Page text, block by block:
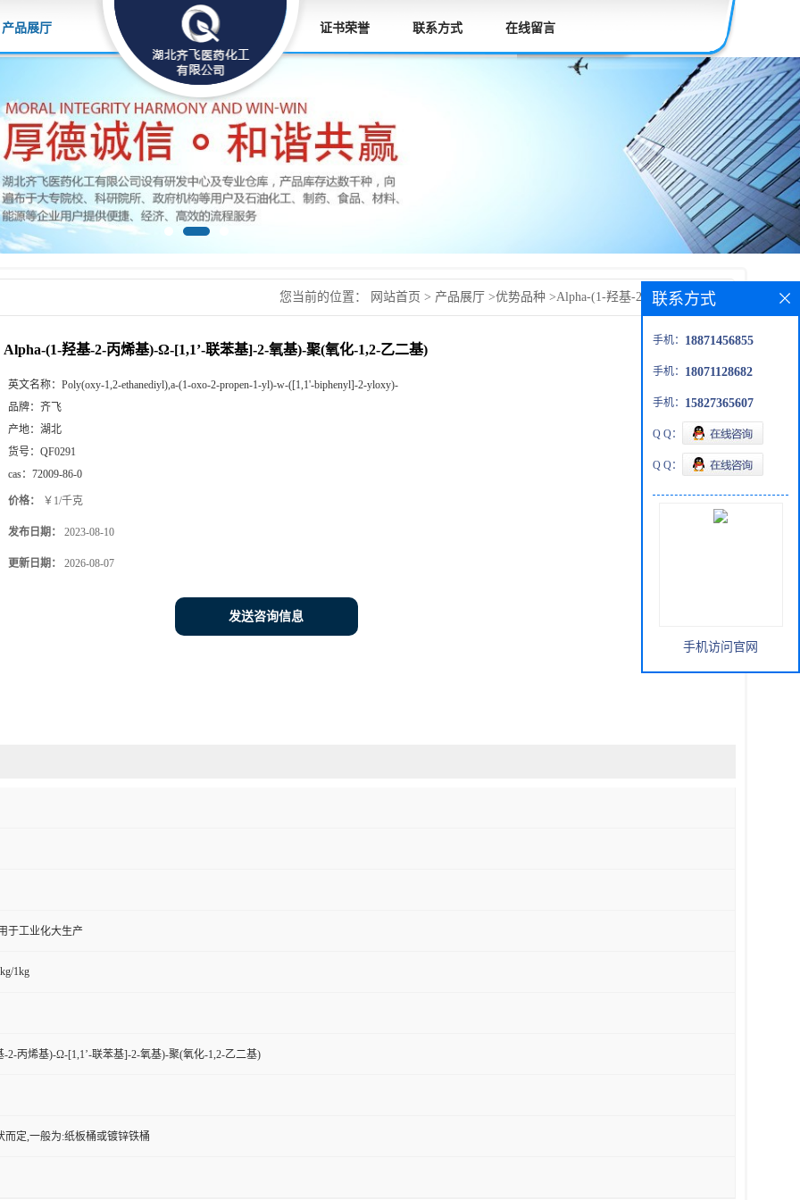
产品展厅 证书荣誉 联系方式 在线留言
您当前的位置： 网站首页 > 产品展厅 >优势品种 >Alpha-(1-羟基-2-丙烯基)-Ω-
Alpha-(1-羟基-2-丙烯基)-Ω-[1,1’-联苯基]-2-氧基)-聚(氧化-1,2-乙二基)
英文名称： Poly(oxy-1,2-ethanediyl),a-(1-oxo-2-propen-1-yl)-w-([1,1'-biphenyl]-2-yloxy)-
品牌： 齐飞
产地： 湖北
货号： QF0291
cas： 72009-86-0
价格： ￥1/千克
发布日期： 2023-08-10
更新日期： 2026-08-07
发送咨询信息
于工业化大生产
1kg
-2-丙烯基)-Ω-[1,1’-联苯基]-2-氧基)-聚(氧化-1,2-乙二基)
而定,一般为:纸板桶或镀锌铁桶
联系方式
手机： 18871456855
手机： 18071128682
手机： 15827365607
Q Q：
Q Q：
手机访问官网